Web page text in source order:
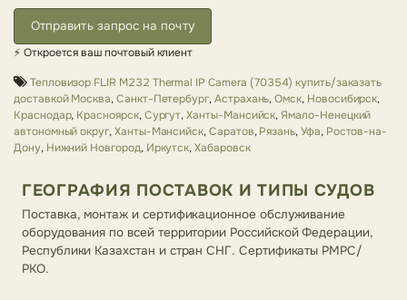
Отправить запрос на почту
⚡ Откроется ваш почтовый клиент
Тепловизор FLIR M232 Thermal IP Camera (70354) купить/заказать
доставкой Москва,Санкт-Петербург,Астрахань,Омск, Новосибирск,
Краснодар, Красноярск,Сургут,Ханты-Мансийск,Ямало-Ненецкий
автономный округ,Ханты-Мансийск,Саратов,Рязань,Уфа, Ростов-на-
Дону, Нижний Новгород, Иркутск,Хабаровск
ГЕОГРАФИЯ ПОСТАВОК И ТИПЫ СУДОВ
Поставка, монтаж и сертификационное обслуживание
оборудования по всей территории Российской Федерации,
Республики Казахстан и стран СНГ. Сертификаты РМРС/
РКО.